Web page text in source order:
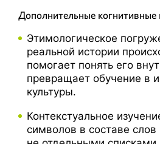
Дополнительные
Этимологическое
реальной истории
помогает понять его
превращает обучение в
культуры.
Контекстуальное
символов в составе